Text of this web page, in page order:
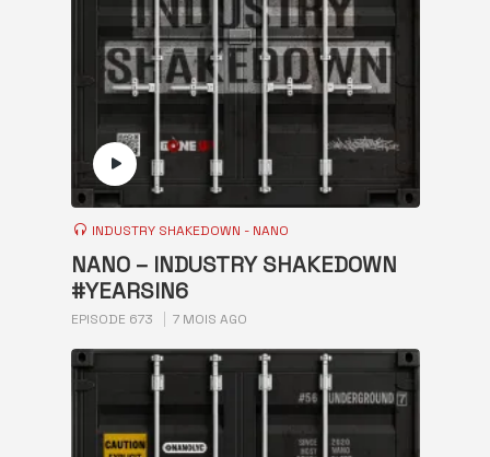
INDUSTRY SHAKEDOWN - NANO
NANO – INDUSTRY SHAKEDOWN
#YEARSIN6
EPISODE 673 7 MOIS AGO